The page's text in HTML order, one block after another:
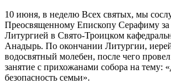
10 июня, в неделю Всех святых, мы
Преосвященному Епископу Серафиму за
Литургией в Свято-Троицком
Анадырь. По окончании Литургии,
водосвятный молебен, после чего провел
занятие с прихожанами собора на тему:
безопасность семьи».